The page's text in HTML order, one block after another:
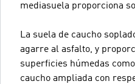
mediasuela proporciona
La suela de caucho
agarre al asfalto, y
superficies húmedas
caucho ampliada con